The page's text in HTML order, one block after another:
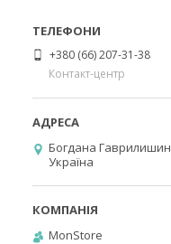
+380 (66) 207-31-38
Контакт-центр
Богдана
Україна
MonStore